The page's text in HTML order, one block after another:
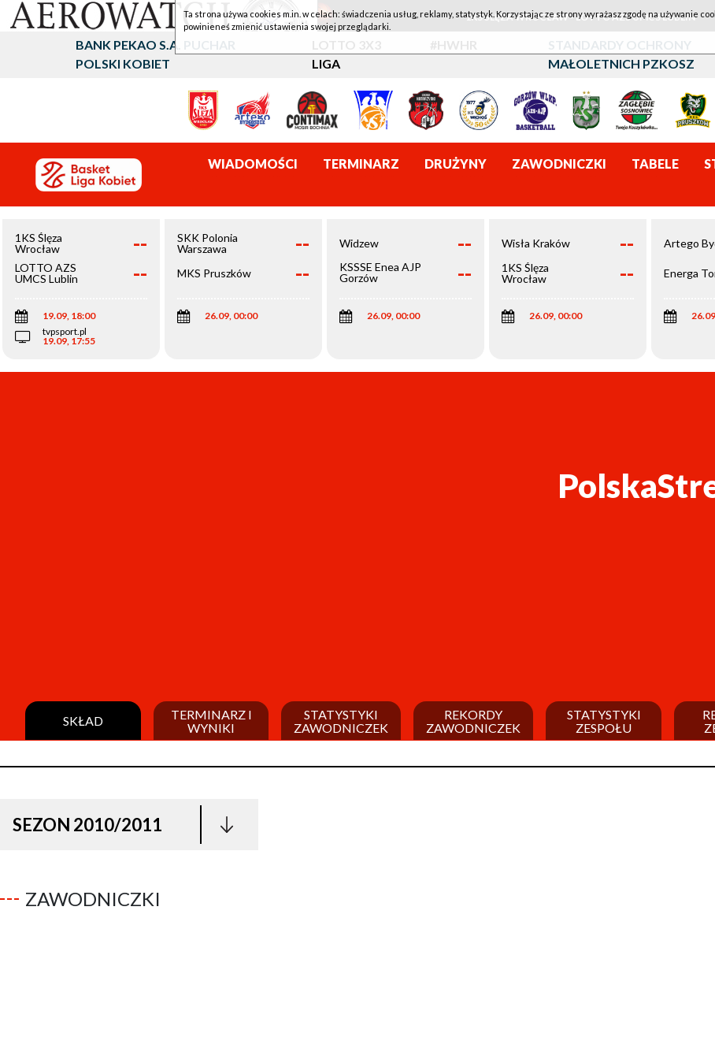
1KS ŚLĘZA WROCŁAW - LOTTO AZS UMCS LUBLIN
BANK PEKAO S.A. PUCHAR
POLSKI KOBIET
LOTTO 3X3
LIGA
#HWHR
STANDARDY OCHRONY
MAŁOLETNICH PZKOSZ
WIADOMOŚCI TERMINARZ DRUŻYNY ZAWODNICZKI TABELE
1KS Ślęza
Wrocław
--
LOTTO AZS
UMCS Lublin
--
19.09, 18:00
tvpsport.pl
19.09, 17:55
SKK Polonia
Warszawa
--
MKS Pruszków --
26.09, 00:00
Widzew --
KSSSE Enea AJP
Gorzów
--
26.09, 00:00
Wisła Kraków --
1KS Ślęza
Wrocław
--
26.09, 00:00
Artego
Energa
SKŁAD
TERMINARZ I
WYNIKI
STATYSTYKI
ZAWODNICZEK
REKORDY
ZAWODNICZEK
STATYSTYKI
ZESPOŁU
SEZON 2010/2011
ZAWODNICZKI
Ta strona używa cookies m.in. w celach: świadczenia usług, reklamy, statystyk. Korzystając ze strony wyrażasz zgodę na używanie
powinieneś zmienić ustawienia swojej przeglądarki.